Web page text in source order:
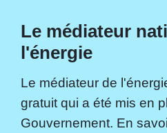
Le médiateur
l'énergie
Le médiateur de
gratuit qui a été mis en
Gouvernement. En